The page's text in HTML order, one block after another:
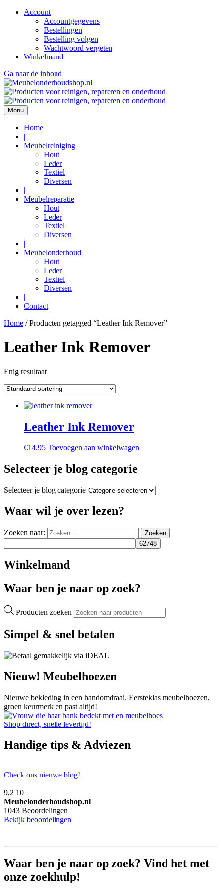
Account
Accountgegevens
Bestellingen
Bestelling volgen
Wachtwoord vergeten
Winkelmand
Ga naar de inhoud
Menu
Home
|
Meubelreiniging
Hout
Leder
Textiel
Diversen
|
Meubelreparatie
Hout
Leder
Textiel
Diversen
|
Meubelonderhoud
Hout
Leder
Textiel
Diversen
|
Contact
Home / Producten getagged “Leather Ink Remover”
Leather Ink Remover
Enig resultaat
Leather Ink Remover
€14.95 Toevoegen aan winkelwagen
Selecteer je blog categorie
Selecteer je blog categorie
Waar wil je over lezen?
Zoeken naar: Zoeken
Winkelmand
Waar ben je naar op zoek?
Producten zoeken
Simpel & snel betalen
Nieuw! Meubelhoezen
Nieuwe bekleding in een handomdraai. Eersteklas meubelhoezen,
groen keurmerk en past altijd!
Shop direct, snelle levertijd!
Handige tips & Adviezen
Check ons nieuwe blog!
9,2 10
Meubelonderhoudshop.nl
1043 Beoordelingen
Bekijk beoordelingen
Waar ben je naar op zoek? Vind het met
onze zoekhulp!